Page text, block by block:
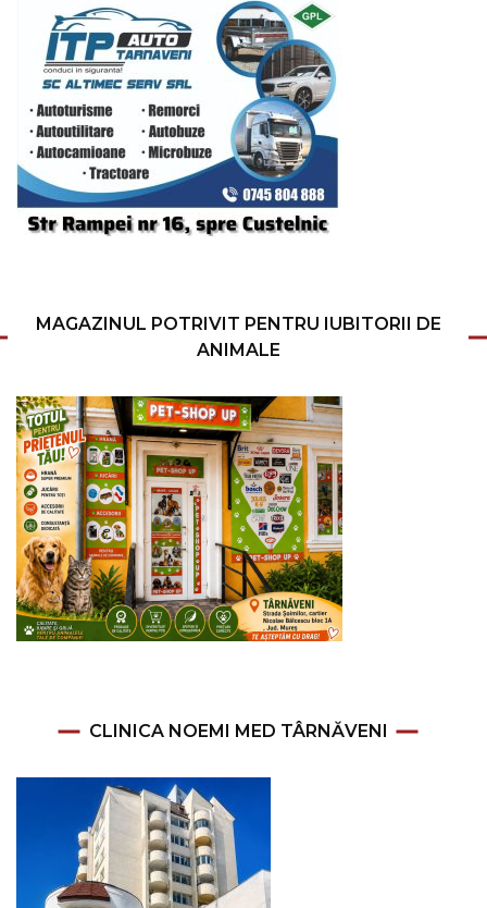
MAGAZINUL POTRIVIT PENTRU IUBITORII DE
ANIMALE
CLINICA NOEMI MED TÂRNĂVENI